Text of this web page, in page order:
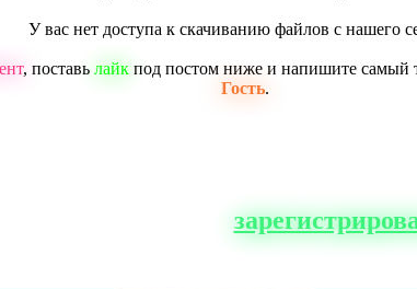
У вас нет доступа к скачиванию файлов с нашего
, поставь лайкпод постом ниже и напишите самый
Гость.
сайта, вам нужно